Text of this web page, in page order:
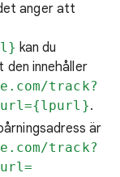
anger att
kan du
den innehåller
track?
.
är
track?